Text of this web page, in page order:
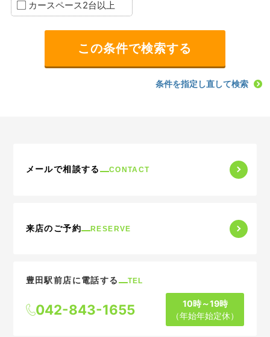
カースペース2台以上
条件を指定し直して検索
メールで相談する CONTACT
来店のご予約 RESERVE
豊田駅前店に電話する TEL
042-843-1655
10時～19時
（年始年始定休）